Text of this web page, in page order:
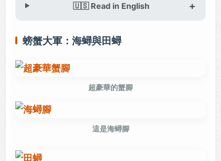
🇺🇸 Read in English
螃蟹大軍：海蟳與田蟳
超豪華的蟹腳
這是海蟳腳